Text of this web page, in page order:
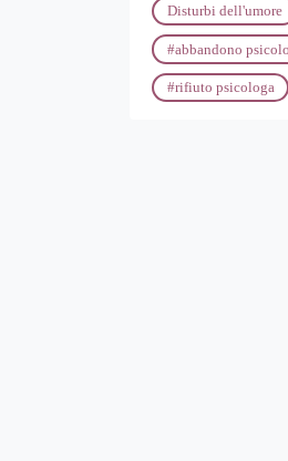
Disturbi dell'umore
#abbandono
#rifiuto psicologa